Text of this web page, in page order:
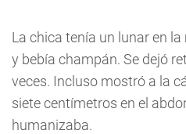
La chica tenía un lunar en
y bebía champán. Se dejó
veces. Incluso mostró a la
siete centímetros en el
humanizaba.